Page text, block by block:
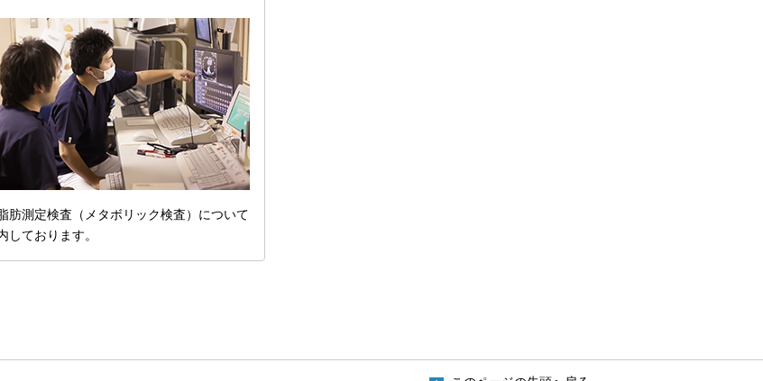
肪測定検査（メタボリック検査）について
しております。